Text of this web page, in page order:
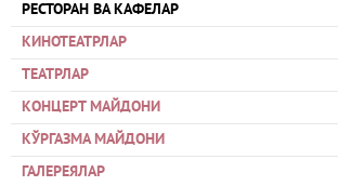
РЕСТОРАН ВА КАФЕЛАР
КИНОТЕАТРЛАР
ТЕАТРЛАР
КОНЦЕРТ МАЙДОНИ
КЎРГАЗМА МАЙДОНИ
ГАЛЕРЕЯЛАР